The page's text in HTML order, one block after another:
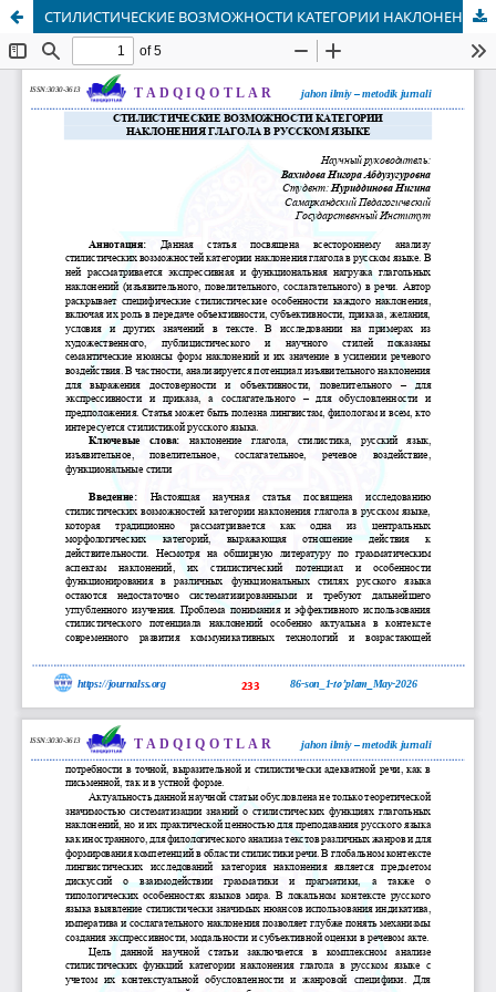
СТИЛИСТИЧЕСКИЕ ВОЗМОЖНОСТИ КАТЕГОРИИ НАКЛОНЕНИЯ ГЛАГОЛА В РУССКОМ ЯЗЫКЕ